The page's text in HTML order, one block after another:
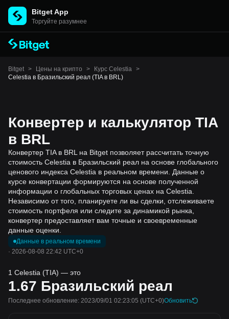
Bitget App
Торгуйте разумнее
Bitget > Цены на крипто > Курс Celestia >
Celestia в Бразильский реал (TIA в BRL)
Конвертер и калькулятор TIA
в BRL
Конвертер TIA в BRL на Bitget позволяет рассчитать точную
стоимость Celestia в Бразильский реал на основе глобального
ценового индекса Celestia в реальном времени. Данные о
курсе конвертации формируются на основе полученной
информации о глобальных торговых ценах на Celestia.
Независимо от того, планируете ли вы сделки, отслеживаете
стоимость портфеля или следите за динамикой рынка,
конвертер предоставляет вам точные и своевременные
данные оценки.
Данные в реальном времени
· 2026-08-08 22:42 UTC+0
1 Celestia (TIA) — это
1.67 Бразильский реал
Последнее обновление: 2023/09/01 02:23:05 (UTC+0)Обновить